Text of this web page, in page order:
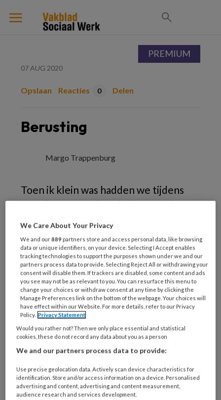
07 AUG 2020
Opslaan Reacties 0 Delen
Berusting
Margo Trappenburg
Toen ik klein was hadden we tijdens
onze kampeervakanties in Drenthe
Hagel en sneeuw, onweer, wind en
regen
Deren ons niet, wij kunnen er wel tegen
Lach er maar om en stap er flink
doorheen
PREMIUM
PREMIUM
We Care About Your Privacy
We and our889 partners store and access personal data, like browsing
data or unique identifiers, on your device. Selecting I Accept enables
tracking technologies to support the purposes shown under we and our
partners process data to provide. Selecting Reject All or withdrawing your
consent will disable them. If trackers are disabled, some content and ads
you see may not be as relevant to you. You can resurface this menu to
change your choices or withdraw consent at any time by clicking the
Manage Preferences link on the bottom of the webpage. Your choices will
have effect within our Website. For more details, refer to our Privacy
Policy. Privacy Statement
Would you rather not? Then we only place essential and statistical
cookies, these do not record any data about you as a person
We and our partners process data to provide:
Use precise geolocation data. Actively scan device characteristics for
identification. Store and/or access information on a device. Personalised
advertising and content, advertising and content measurement,
audience research and services development.